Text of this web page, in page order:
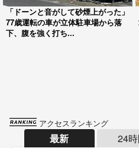
「ドーンと音がして砂煙上がった」
77歳運転の車が立体駐車場から落
下、腹を強く打ち...
アクセスランキング
最新 24